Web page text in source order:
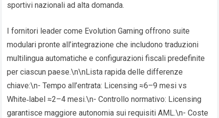
sportivi nazionali ad alta domanda.
I fornitori leader come Evolution Gaming offrono suite
modulari pronte all’integrazione che includono traduzioni
multilingua automatiche e configurazioni fiscali predefinite
per ciascun paese.\n\nLista rapida delle differenze
chiave:\n- Tempo all’entrata: Licensing ≈6–9 mesi vs
White‑label ≈2–4 mesi.\n- Controllo normativo: Licensing
garantisce maggiore autonomia sui requisiti AML.\n- Coste